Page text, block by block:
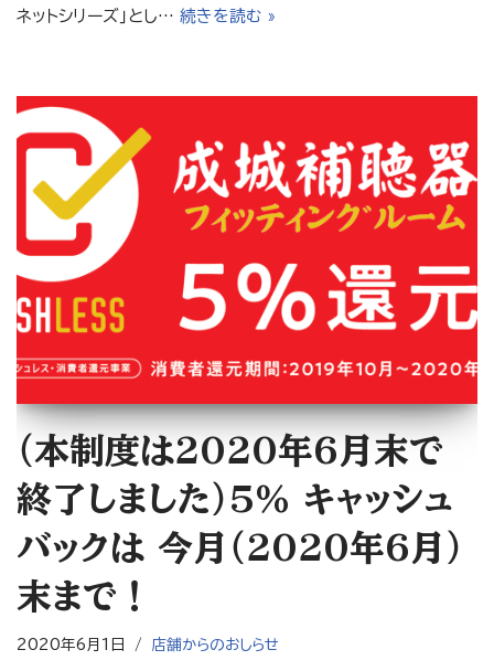
ネットシリーズ｣とし… 続きを読む »
（本制度は2020年6月末で
終了しました）5％ キャッシュ
バックは 今月（2020年6月）
末まで！
2020年6月1日 店舗からのおしらせ